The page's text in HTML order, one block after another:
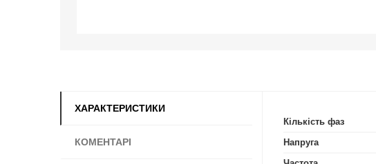
ХАРАКТЕРИСТИКИ
КОМЕНТАРІ
Кількість фаз
Напруга